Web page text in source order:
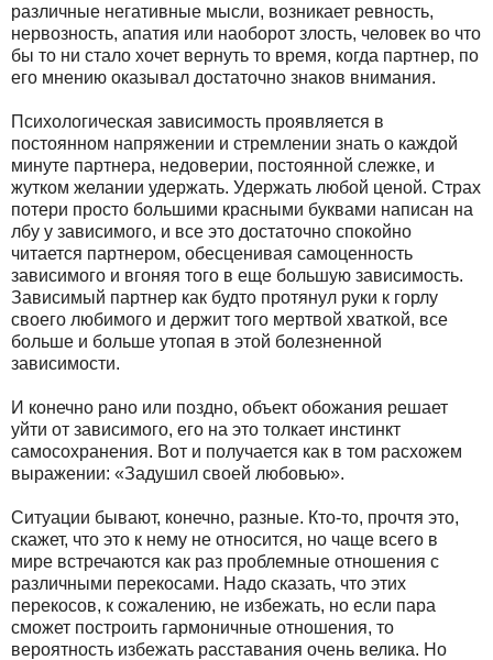
различные негативные мысли, возникает ревность,
нервозность, апатия или наоборот злость, человек во что
бы то ни стало хочет вернуть то время, когда партнер, по
его мнению оказывал достаточно знаков внимания.
Психологическая зависимость проявляется в
постоянном напряжении и стремлении знать о каждой
минуте партнера, недоверии, постоянной слежке, и
жутком желании удержать. Удержать любой ценой. Страх
потери просто большими красными буквами написан на
лбу у зависимого, и все это достаточно спокойно
читается партнером, обесценивая самоценность
зависимого и вгоняя того в еще большую зависимость.
Зависимый партнер как будто протянул руки к горлу
своего любимого и держит того мертвой хваткой, все
больше и больше утопая в этой болезненной
зависимости.
И конечно рано или поздно, объект обожания решает
уйти от зависимого, его на это толкает инстинкт
самосохранения. Вот и получается как в том расхожем
выражении: «Задушил своей любовью».
Ситуации бывают, конечно, разные. Кто-то, прочтя это,
скажет, что это к нему не относится, но чаще всего в
мире встречаются как раз проблемные отношения с
различными перекосами. Надо сказать, что этих
перекосов, к сожалению, не избежать, но если пара
сможет построить гармоничные отношения, то
вероятность избежать расставания очень велика. Но